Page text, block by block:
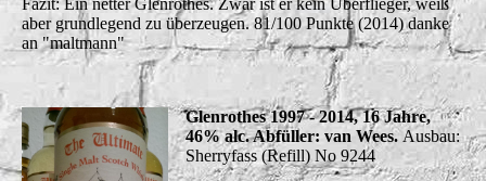
aber grundlegend zu überzeugen. 81/100 Punkte (2014) danke
an "maltmann"
Glenrothes 1997 - 2014, 16 Jahre,
46% alc. Abfüller: van Wees.Ausbau:
Sherryfass (Refill) No 9244